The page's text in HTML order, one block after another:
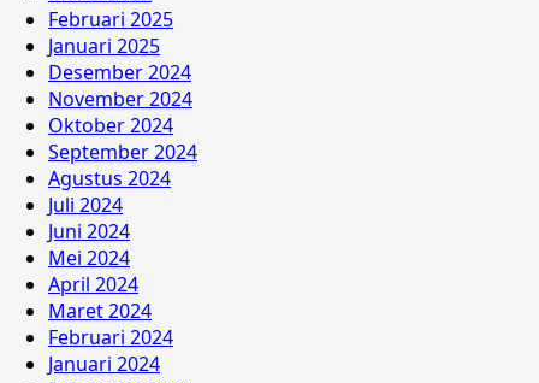
Februari 2025
Januari 2025
Desember 2024
November 2024
Oktober 2024
September 2024
Agustus 2024
Juli 2024
Juni 2024
Mei 2024
April 2024
Maret 2024
Februari 2024
Januari 2024